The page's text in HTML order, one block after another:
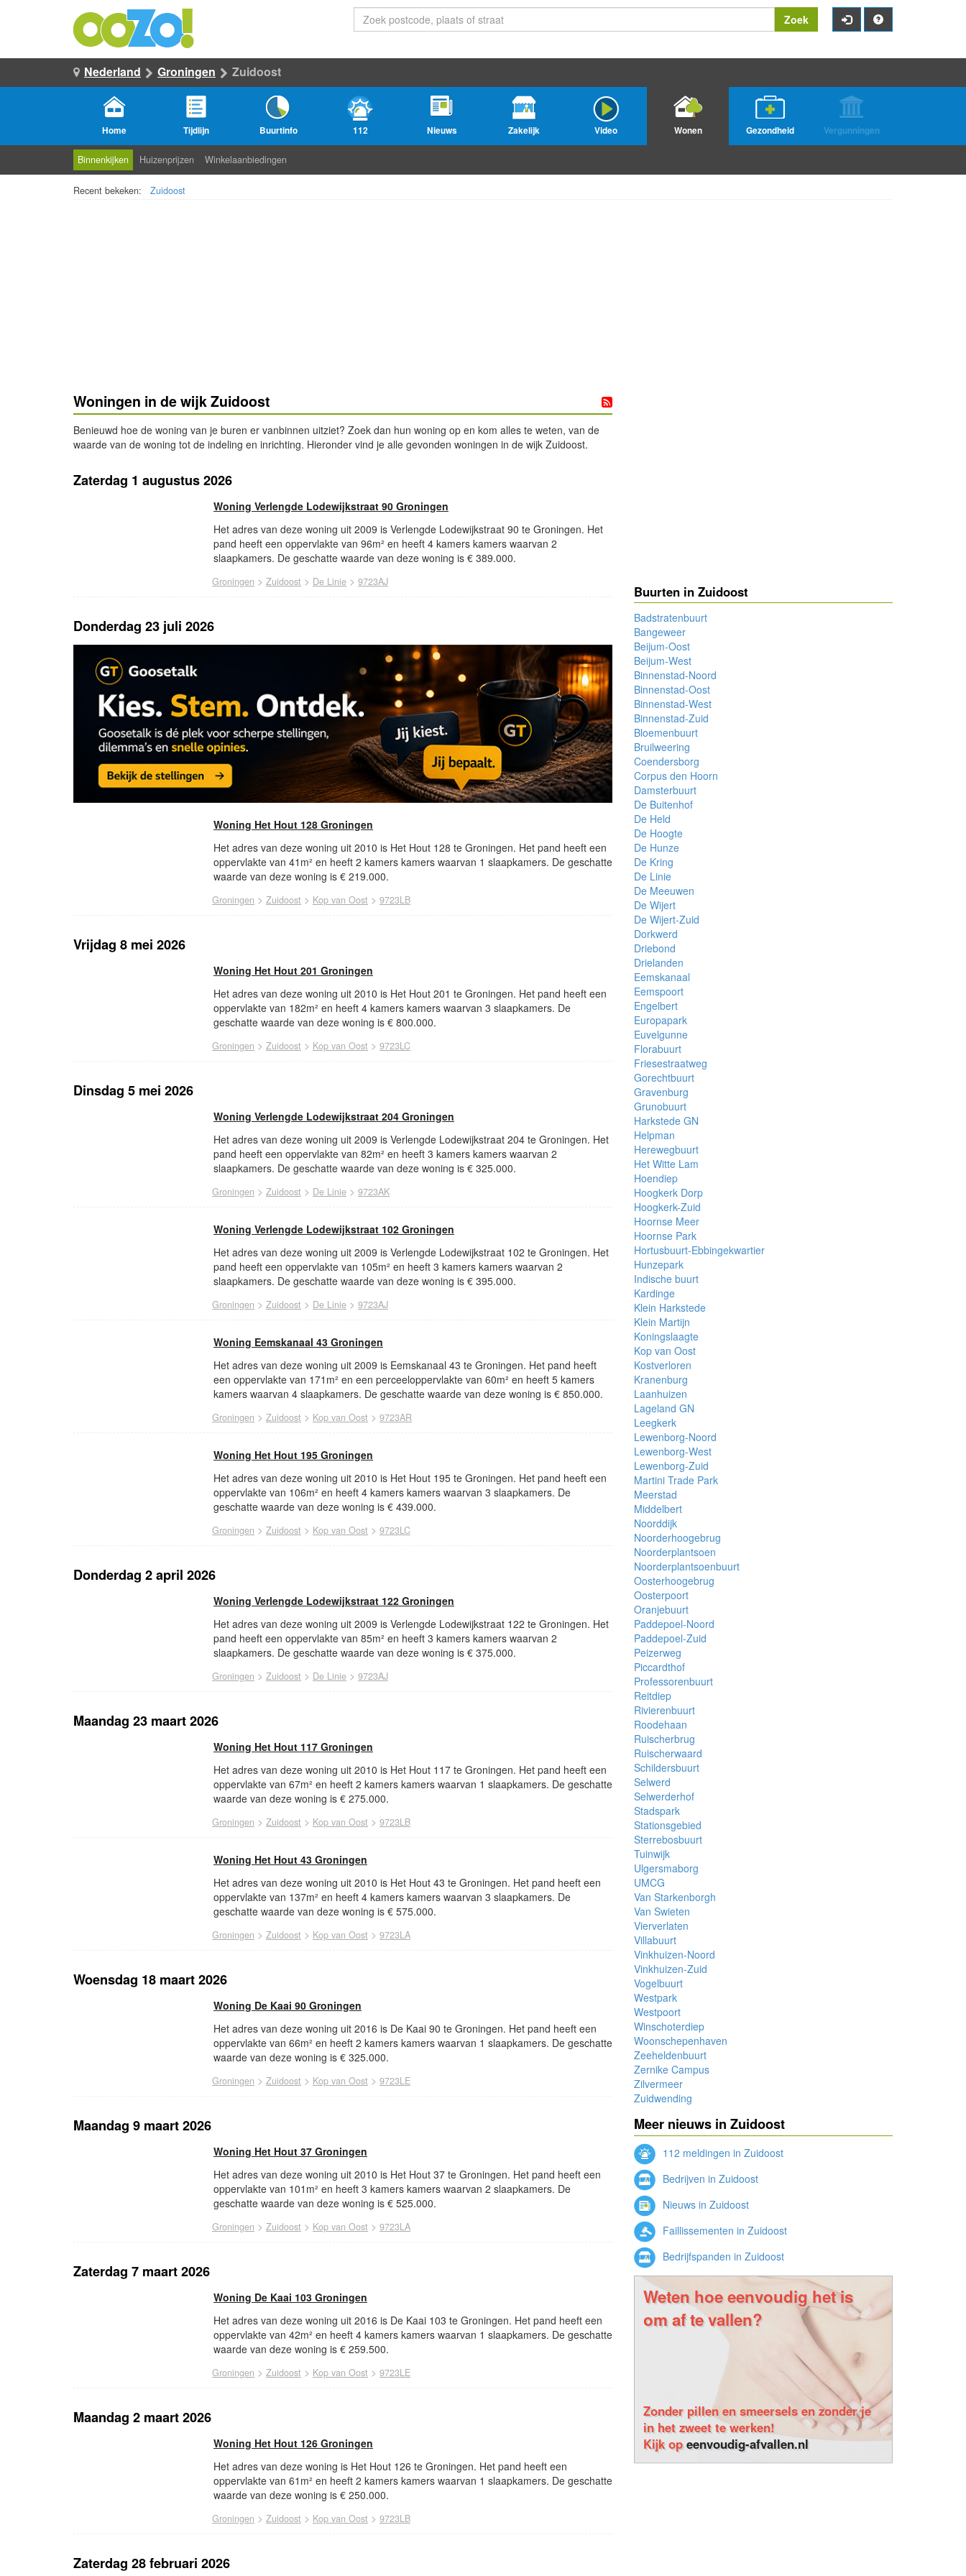
Zoek
Nederland Groningen Zuidoost
Home Tijdlijn Buurtinfo 112 Nieuws Zakelijk Video Wonen Gezondheid Vergunningen
Binnenkijken Huizenprijzen Winkelaanbiedingen
Recent bekeken: Zuidoost
Woningen in de wijk Zuidoost
Benieuwd hoe de woning van je buren er vanbinnen uitziet? Zoek dan hun woning op en kom alles te weten, van de
waarde van de woning tot de indeling en inrichting. Hieronder vind je alle gevonden woningen in de wijk Zuidoost.
Zaterdag 1 augustus 2026
Woning Verlengde Lodewijkstraat 90 Groningen
Het adres van deze woning uit 2009 is Verlengde Lodewijkstraat 90 te Groningen. Het
pand heeft een oppervlakte van 96m² en heeft 4 kamers kamers waarvan 2
slaapkamers. De geschatte waarde van deze woning is € 389.000.
Groningen > Zuidoost > De Linie > 9723AJ
Donderdag 23 juli 2026
Woning Het Hout 128 Groningen
Het adres van deze woning uit 2010 is Het Hout 128 te Groningen. Het pand heeft een
oppervlakte van 41m² en heeft 2 kamers kamers waarvan 1 slaapkamers. De geschatte
waarde van deze woning is € 219.000.
Groningen > Zuidoost > Kop van Oost > 9723LB
Vrijdag 8 mei 2026
Woning Het Hout 201 Groningen
Het adres van deze woning uit 2010 is Het Hout 201 te Groningen. Het pand heeft een
oppervlakte van 182m² en heeft 4 kamers kamers waarvan 3 slaapkamers. De
geschatte waarde van deze woning is € 800.000.
Groningen > Zuidoost > Kop van Oost > 9723LC
Dinsdag 5 mei 2026
Woning Verlengde Lodewijkstraat 204 Groningen
Het adres van deze woning uit 2009 is Verlengde Lodewijkstraat 204 te Groningen. Het
pand heeft een oppervlakte van 82m² en heeft 3 kamers kamers waarvan 2
slaapkamers. De geschatte waarde van deze woning is € 325.000.
Groningen > Zuidoost > De Linie > 9723AK
Woning Verlengde Lodewijkstraat 102 Groningen
Het adres van deze woning uit 2009 is Verlengde Lodewijkstraat 102 te Groningen. Het
pand heeft een oppervlakte van 105m² en heeft 3 kamers kamers waarvan 2
slaapkamers. De geschatte waarde van deze woning is € 395.000.
Groningen > Zuidoost > De Linie > 9723AJ
Woning Eemskanaal 43 Groningen
Het adres van deze woning uit 2009 is Eemskanaal 43 te Groningen. Het pand heeft
een oppervlakte van 171m² en een perceeloppervlakte van 60m² en heeft 5 kamers
kamers waarvan 4 slaapkamers. De geschatte waarde van deze woning is € 850.000.
Groningen > Zuidoost > Kop van Oost > 9723AR
Woning Het Hout 195 Groningen
Het adres van deze woning uit 2010 is Het Hout 195 te Groningen. Het pand heeft een
oppervlakte van 106m² en heeft 4 kamers kamers waarvan 3 slaapkamers. De
geschatte waarde van deze woning is € 439.000.
Groningen > Zuidoost > Kop van Oost > 9723LC
Donderdag 2 april 2026
Woning Verlengde Lodewijkstraat 122 Groningen
Het adres van deze woning uit 2009 is Verlengde Lodewijkstraat 122 te Groningen. Het
pand heeft een oppervlakte van 85m² en heeft 3 kamers kamers waarvan 2
slaapkamers. De geschatte waarde van deze woning is € 375.000.
Groningen > Zuidoost > De Linie > 9723AJ
Maandag 23 maart 2026
Woning Het Hout 117 Groningen
Het adres van deze woning uit 2010 is Het Hout 117 te Groningen. Het pand heeft een
oppervlakte van 67m² en heeft 2 kamers kamers waarvan 1 slaapkamers. De geschatte
waarde van deze woning is € 275.000.
Groningen > Zuidoost > Kop van Oost > 9723LB
Woning Het Hout 43 Groningen
Het adres van deze woning uit 2010 is Het Hout 43 te Groningen. Het pand heeft een
oppervlakte van 137m² en heeft 4 kamers kamers waarvan 3 slaapkamers. De
geschatte waarde van deze woning is € 575.000.
Groningen > Zuidoost > Kop van Oost > 9723LA
Woensdag 18 maart 2026
Woning De Kaai 90 Groningen
Het adres van deze woning uit 2016 is De Kaai 90 te Groningen. Het pand heeft een
oppervlakte van 66m² en heeft 2 kamers kamers waarvan 1 slaapkamers. De geschatte
waarde van deze woning is € 325.000.
Groningen > Zuidoost > Kop van Oost > 9723LE
Maandag 9 maart 2026
Woning Het Hout 37 Groningen
Het adres van deze woning uit 2010 is Het Hout 37 te Groningen. Het pand heeft een
oppervlakte van 101m² en heeft 3 kamers kamers waarvan 2 slaapkamers. De
geschatte waarde van deze woning is € 525.000.
Groningen > Zuidoost > Kop van Oost > 9723LA
Zaterdag 7 maart 2026
Woning De Kaai 103 Groningen
Het adres van deze woning uit 2016 is De Kaai 103 te Groningen. Het pand heeft een
oppervlakte van 42m² en heeft 4 kamers kamers waarvan 1 slaapkamers. De geschatte
waarde van deze woning is € 259.500.
Groningen > Zuidoost > Kop van Oost > 9723LE
Maandag 2 maart 2026
Woning Het Hout 126 Groningen
Het adres van deze woning is Het Hout 126 te Groningen. Het pand heeft een
oppervlakte van 61m² en heeft 2 kamers kamers waarvan 1 slaapkamers. De geschatte
waarde van deze woning is € 250.000.
Groningen > Zuidoost > Kop van Oost > 9723LB
Zaterdag 28 februari 2026
Buurten in Zuidoost
Badstratenbuurt
Bangeweer
Beijum-Oost
Beijum-West
Binnenstad-Noord
Binnenstad-Oost
Binnenstad-West
Binnenstad-Zuid
Bloemenbuurt
Bruilweering
Coendersborg
Corpus den Hoorn
Damsterbuurt
De Buitenhof
De Held
De Hoogte
De Hunze
De Kring
De Linie
De Meeuwen
De Wijert
De Wijert-Zuid
Dorkwerd
Driebond
Drielanden
Eemskanaal
Eemspoort
Engelbert
Europapark
Euvelgunne
Florabuurt
Friesestraatweg
Gorechtbuurt
Gravenburg
Grunobuurt
Harkstede GN
Helpman
Herewegbuurt
Het Witte Lam
Hoendiep
Hoogkerk Dorp
Hoogkerk-Zuid
Hoornse Meer
Hoornse Park
Hortusbuurt-Ebbingekwartier
Hunzepark
Indische buurt
Kardinge
Klein Harkstede
Klein Martijn
Koningslaagte
Kop van Oost
Kostverloren
Kranenburg
Laanhuizen
Lageland GN
Leegkerk
Lewenborg-Noord
Lewenborg-West
Lewenborg-Zuid
Martini Trade Park
Meerstad
Middelbert
Noorddijk
Noorderhoogebrug
Noorderplantsoen
Noorderplantsoenbuurt
Oosterhoogebrug
Oosterpoort
Oranjebuurt
Paddepoel-Noord
Paddepoel-Zuid
Peizerweg
Piccardthof
Professorenbuurt
Reitdiep
Rivierenbuurt
Roodehaan
Ruischerbrug
Ruischerwaard
Schildersbuurt
Selwerd
Selwerderhof
Stadspark
Stationsgebied
Sterrebosbuurt
Tuinwijk
Ulgersmaborg
UMCG
Van Starkenborgh
Van Swieten
Vierverlaten
Villabuurt
Vinkhuizen-Noord
Vinkhuizen-Zuid
Vogelbuurt
Westpark
Westpoort
Winschoterdiep
Woonschepenhaven
Zeeheldenbuurt
Zernike Campus
Zilvermeer
Zuidwending
Meer nieuws in Zuidoost
112 meldingen in Zuidoost
Bedrijven in Zuidoost
Nieuws in Zuidoost
Faillissementen in Zuidoost
Bedrijfspanden in Zuidoost
Weten hoe eenvoudig het is
om af te vallen?
Zonder pillen en smeersels en zonder je
in het zweet te werken!
Kijk opeenvoudig-afvallen.nl